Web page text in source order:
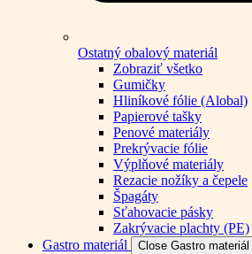
Ostatný obalový materiál
Zobraziť všetko
Gumičky
Hliníkové fólie (Alobal)
Papierové tašky
Penové materiály
Prekrývacie fólie
Výplňové materiály
Rezacie nožíky a čepele
Špagáty
Sťahovacie pásky
Zakrývacie plachty (PE)
Gastro materiál
Close Gastro materiál